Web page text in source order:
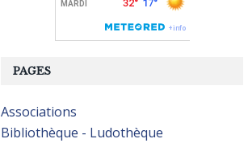
PAGES
Associations
Bibliothèque - Ludothèque